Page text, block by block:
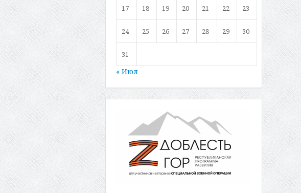
17 18 19 20 21 22 23
24 25 26 27 28 29 30
31
« Июл